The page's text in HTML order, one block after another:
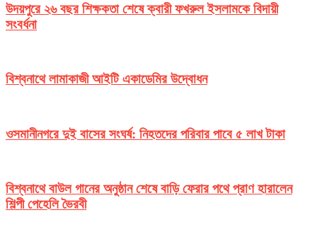
উদয়পুরে ২৬ বছর শিক্ষকতা শেষে ক্বারী ফখরুল ইসলামকে বিদায়ী
সংবর্ধনা
বিশ্বনাথে লামাকাজী আইটি একাডেমির উদ্বোধন
ওসমানীনগরে দুই বাসের সংঘর্ষ: নিহতদের পরিবার পাবে ৫ লাখ টাকা
বিশ্বনাথে বাউল গানের অনুষ্ঠান শেষে বাড়ি ফেরার পথে প্রাণ হারালেন
শিল্পী পেহেলি ভৈরবী